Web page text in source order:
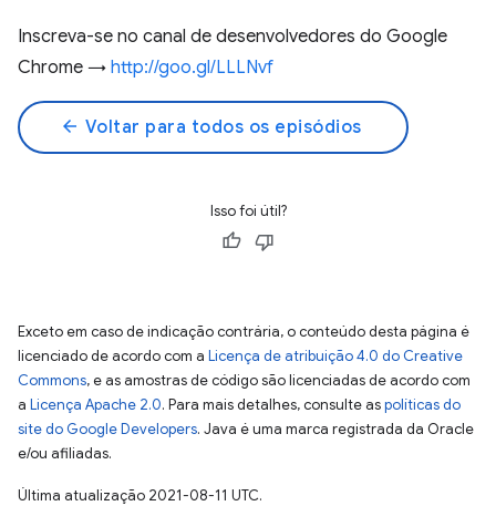
Inscreva-se no canal de desenvolvedores do Google
Chrome → http://goo.gl/LLLNvf
arrow_back Voltar para todos os episódios
Isso foi útil?
Exceto em caso de indicação contrária, o conteúdo desta página é
licenciado de acordo com a Licença de atribuição 4.0 do Creative
Commons, e as amostras de código são licenciadas de acordo com
a Licença Apache 2.0. Para mais detalhes, consulte aspolíticas do
site do Google Developers. Java é uma marca registrada da Oracle
e/ou afiliadas.
Última atualização 2021-08-11 UTC.